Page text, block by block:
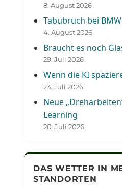
8. August 2026
Tabubruch bei BMW
4. August 2026
Braucht es noch
29. Juli 2026
Wenn die KI
23. Juli 2026
Neue
Learning
20. Juli 2026
DAS WETTER IN
STANDORTEN